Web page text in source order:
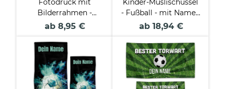
Fotodruck mit
Bilderrahmen -
Fußballspielerin
und Trikotnummer - 2
verschiedene Größen
ab 8,95 €
Kinder-Müslischüssel
- Fußball - mit Name -
500 ml
ab 18,94 €